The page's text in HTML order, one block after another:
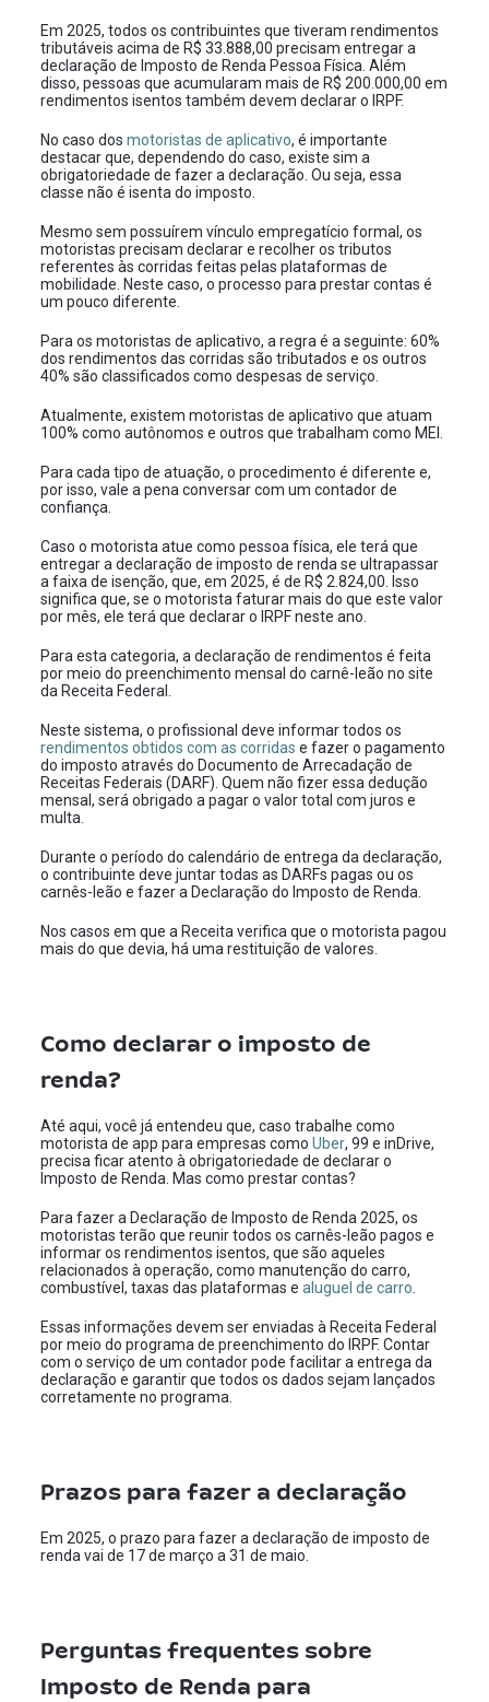
Em 2025, todos os contribuintes que tiveram rendimentos
tributáveis acima de R$ 33.888,00 precisam entregar a
declaração de Imposto de Renda Pessoa Física. Além
disso, pessoas que acumularam mais de R$ 200.000,00 em
rendimentos isentos também devem declarar o IRPF.
No caso dosmotoristas de aplicativo, é importante
destacar que, dependendo do caso, existe sim a
obrigatoriedade de fazer a declaração. Ou seja, essa
classe não é isenta do imposto.
Mesmo sem possuírem vínculo empregatício formal, os
motoristas precisam declarar e recolher os tributos
referentes às corridas feitas pelas plataformas de
mobilidade. Neste caso, o processo para prestar contas é
um pouco diferente.
Para os motoristas de aplicativo, a regra é a seguinte: 60%
dos rendimentos das corridas são tributados e os outros
40% são classificados como despesas de serviço.
Atualmente, existem motoristas de aplicativo que atuam
100% como autônomos e outros que trabalham como MEI.
Para cada tipo de atuação, o procedimento é diferente e,
por isso, vale a pena conversar com um contador de
confiança.
Caso o motorista atue como pessoa física, ele terá que
entregar a declaração de imposto de renda se ultrapassar
a faixa de isenção, que, em 2025, é de R$ 2.824,00. Isso
significa que, se o motorista faturar mais do que este valor
por mês, ele terá que declarar o IRPF neste ano.
Para esta categoria, a declaração de rendimentos é feita
por meio do preenchimento mensal do carnê-leão no site
da Receita Federal.
Neste sistema, o profissional deve informar todos os
rendimentos obtidos com as corridas e fazer o pagamento
do imposto através do Documento de Arrecadação de
Receitas Federais (DARF). Quem não fizer essa dedução
mensal, será obrigado a pagar o valor total com juros e
multa.
Durante o período do calendário de entrega da declaração,
o contribuinte deve juntar todas as DARFs pagas ou os
carnês-leão e fazer a Declaração do Imposto de Renda.
Nos casos em que a Receita verifica que o motorista pagou
mais do que devia, há uma restituição de valores.
Como declarar o imposto de
renda?
Até aqui, você já entendeu que, caso trabalhe como
motorista de app para empresas comoUber, 99 e inDrive,
precisa ficar atento à obrigatoriedade de declarar o
Imposto de Renda. Mas como prestar contas?
Para fazer a Declaração de Imposto de Renda 2025, os
motoristas terão que reunir todos os carnês-leão pagos e
informar os rendimentos isentos, que são aqueles
relacionados à operação, como manutenção do carro,
combustível, taxas das plataformas ealuguel de carro
Essas informações devem ser enviadas à Receita Federal
por meio do programa de preenchimento do IRPF. Contar
com o serviço de um contador pode facilitar a entrega da
declaração e garantir que todos os dados sejam lançados
corretamente no programa.
Prazos para fazer a declaração
Em 2025, o prazo para fazer a declaração de imposto de
renda vai de 17 de março a 31 de maio.
Perguntas frequentes sobre
Imposto de Renda para